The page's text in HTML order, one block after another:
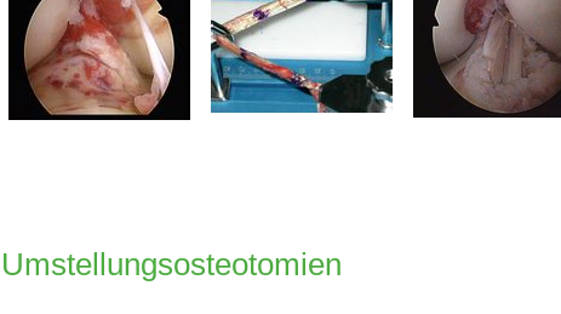
Umstellungsosteotomien